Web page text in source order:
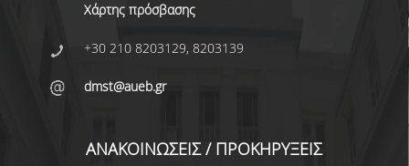
ΟΔΗΓΟΣ ΚΑΙ ΚΑΤΕΥΘΥΝΣΕΙΣ ΣΠΟΥΔΩΝ
Χάρτης πρόσβασης
+30 210 8203129, 8203139
dmst@aueb.gr
ΑΝΑΚΟΙΝΩΣΕΙΣ / ΠΡΟΚΗΡΥΞΕΙΣ